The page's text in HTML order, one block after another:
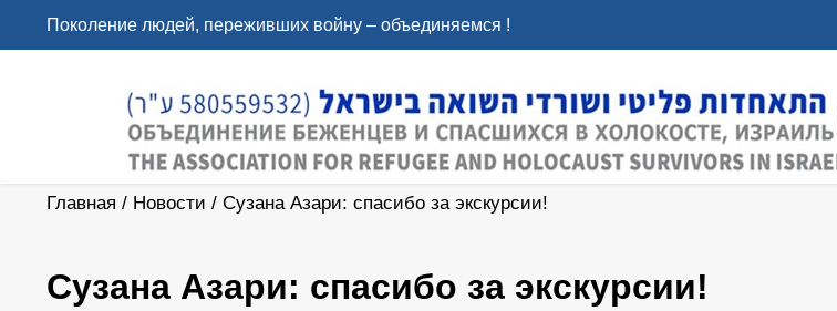
Поколение людей, переживших войну – объединяемся !
Главная / Новости / Сузана Азари: спасибо за экскурсии!
Сузана Азари: спасибо за экскурсии!